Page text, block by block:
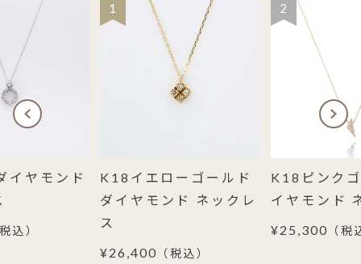
イヤモンド
込）
1
K18イエローゴールド
ダイヤモンド ネックレ
ス
¥26,400 （税込）
2
K18ピンク
イヤモンド
¥25,300 （税